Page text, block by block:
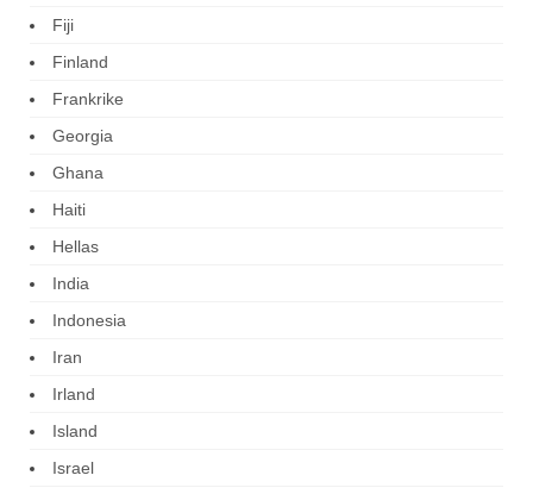
Fiji
Finland
Frankrike
Georgia
Ghana
Haiti
Hellas
India
Indonesia
Iran
Irland
Island
Israel